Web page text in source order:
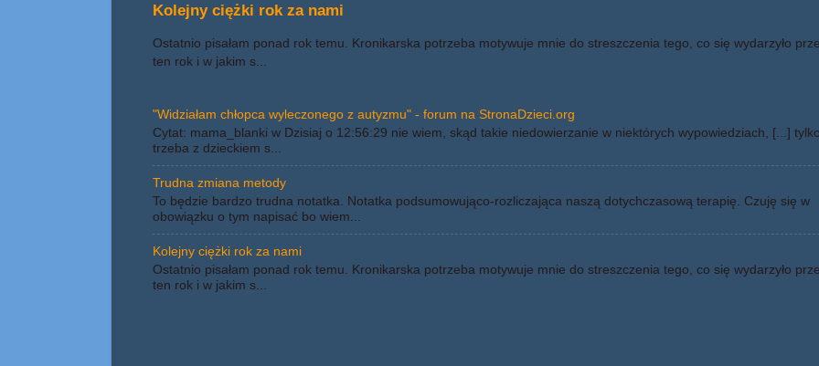
Kolejny ciężki rok za nami
Ostatnio pisałam ponad rok temu. Kronikarska potrzeba motywuje mnie do streszczenia tego, co się wydarzyło
ten rok i w jakim s...
"Widziałam chłopca wyleczonego z autyzmu" - forum na StronaDzieci.org
Cytat: mama_blanki w Dzisiaj o 12:56:29 nie wiem, skąd takie niedowierzanie w niektórych wypowiedziach, [...] tylko
trzeba z dzieckiem s...
Trudna zmiana metody
To będzie bardzo trudna notatka. Notatka podsumowująco-rozliczająca naszą dotychczasową terapię. Czuję się w
obowiązku o tym napisać bo wiem...
Kolejny ciężki rok za nami
Ostatnio pisałam ponad rok temu. Kronikarska potrzeba motywuje mnie do streszczenia tego, co się wydarzyło
ten rok i w jakim s...